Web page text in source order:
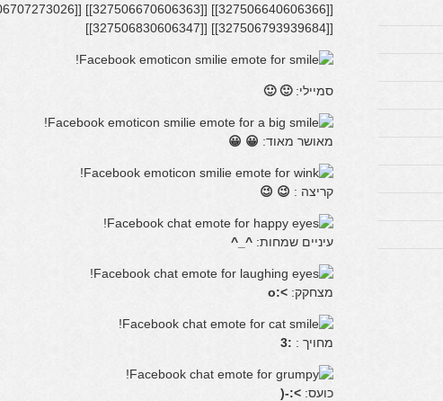
[[327506793939684]] [[327506830606347]]
סמיילי:🙂 🙂
מאושר מאוד: 😀 😀
קריצה : 😉 😉
עיניים שמחות: ^_^
מצחקק: >:o
מחויך : :3
כועס: >:-(